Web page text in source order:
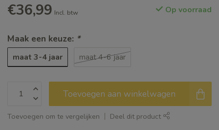
€36,99 Incl. btw Op voorraad
Maak een keuze: *
maat 3-4 jaar maat 4-6 jaar
Toevoegen aan winkelwagen
Toevoegen om te vergelijken Deel dit product